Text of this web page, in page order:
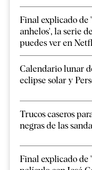
Final explicado de
anhelos', la serie
puedes ver en
Calendario lunar
eclipse solar y
Trucos caseros
negras de las
Final explicado de